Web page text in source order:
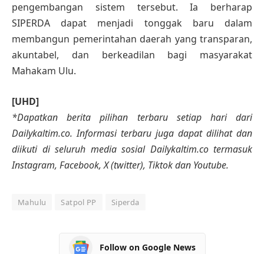
pengembangan sistem tersebut. Ia berharap
SIPERDA dapat menjadi tonggak baru dalam
membangun pemerintahan daerah yang transparan,
akuntabel, dan berkeadilan bagi masyarakat
Mahakam Ulu.
[UHD]
*Dapatkan berita pilihan terbaru setiap hari dari
Dailykaltim.co. Informasi terbaru juga dapat dilihat dan
diikuti di seluruh media sosial Dailykaltim.co termasuk
Instagram, Facebook, X (twitter), Tiktok dan Youtube.
Mahulu Satpol PP Siperda
Follow on Google News